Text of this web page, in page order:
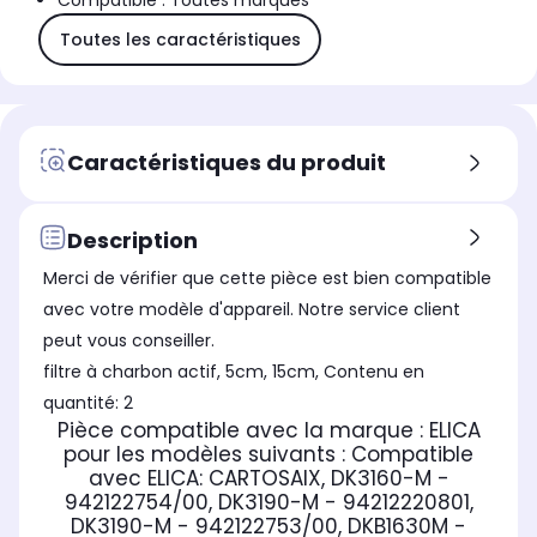
Toutes les caractéristiques
Caractéristiques du produit
Description
Merci de vérifier que cette pièce est bien compatible
avec votre modèle d'appareil. Notre service client
peut vous conseiller.
filtre à charbon actif, 5cm, 15cm, Contenu en
quantité: 2
Pièce compatible avec la marque : ELICA
pour les modèles suivants : Compatible
avec ELICA: CARTOSAIX, DK3160-M -
942122754/00, DK3190-M - 94212220801,
DK3190-M - 942122753/00, DKB1630M -